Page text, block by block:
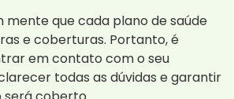
mente que cada plano de saúde
e coberturas. Portanto, é
em contato com o seu
todas as dúvidas e garantir